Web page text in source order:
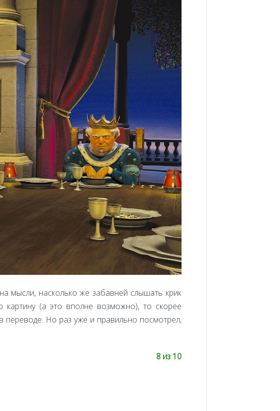
мысли, насколько же забавней слышать крик
картину (а это вполне возможно), то скорее
переводе. Но раз уже и правильно посмотрел,
8 из 10